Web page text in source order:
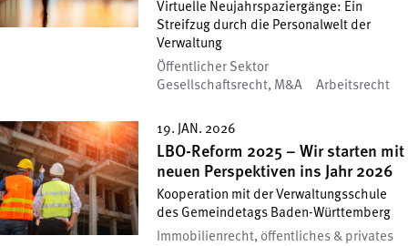
Virtuelle Neujahrspaziergänge: Ein
Streifzug durch die Personalwelt der
Verwaltung
Öffentlicher Sektor
Gesellschafts­recht, M&A
Arbeitsrecht
19. JAN. 2026
LBO-Reform 2025 – Wir starten mit
neuen Perspektiven ins Jahr 2026
Kooperation mit der Verwaltungsschule
des Gemeindetags Baden-Württemberg
Immobilienrecht, öffentliches & privates